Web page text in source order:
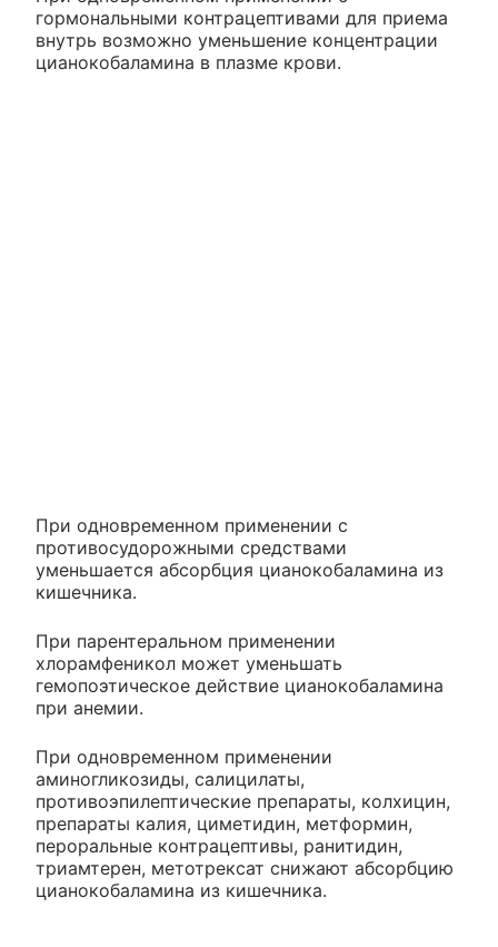
гормональными контрацептивами для приема
внутрь возможно уменьшение концентрации
цианокобаламина в плазме крови.
При одновременном применении с
противосудорожными средствами
уменьшается абсорбция цианокобаламина из
кишечника.
При парентеральном применении
хлорамфеникол может уменьшать
гемопоэтическое действие цианокобаламина
при анемии.
При одновременном применении
аминогликозиды, салицилаты,
противоэпилептические препараты, колхицин,
препараты калия, циметидин, метформин,
пероральные контрацептивы, ранитидин,
триамтерен, метотрексат снижают абсорбцию
цианокобаламина из кишечника.